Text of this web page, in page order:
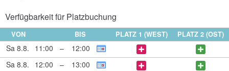
Verfügbarkeit für Platzbuchung
VON BIS PLATZ 1 (WEST) PLATZ 2 (OST)
Sa 8.8. 11:00 –
12:00
Sa 8.8.
12:00 –
13:00